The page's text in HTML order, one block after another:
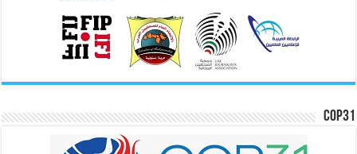
COP31